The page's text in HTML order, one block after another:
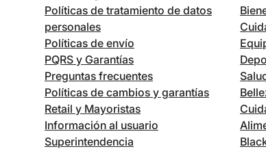
Políticas de tratamiento de datos
personales
Políticas de envío
PQRS y Garantías
Preguntas frecuentes
Políticas de cambios y garantías
Retail y Mayoristas
Información al usuario
Superintendencia